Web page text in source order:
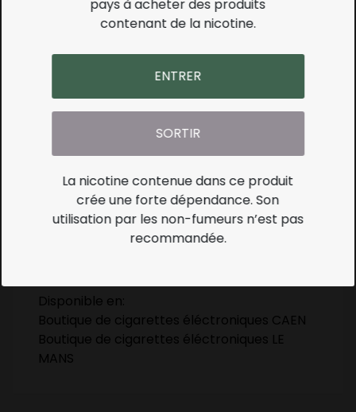
pays à acheter des produits
contenant de la nicotine.
ENTRER
SORTIR
La nicotine contenue dans ce produit
crée une forte dépendance. Son
utilisation par les non-fumeurs n’est pas
recommandée.
Description
Composition : propylène glycol, glycérine
végétale, eau, alcool, arômes alimentaire,
nicotine (sauf pour le flacon avec 0mg de
Disponible en:
Boutique de cigarettes éléctroniques CAEN
Boutique de cigarettes éléctroniques LE
MANS